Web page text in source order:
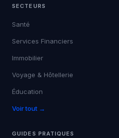
SECTEURS
Santé
Services Financiers
Immobilier
Voyage & Hôtellerie
Éducation
Voir tout →
GUIDES PRATIQUES